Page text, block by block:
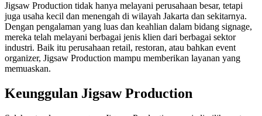
Jigsaw Production tidak hanya melayani perusahaan besar, tetapi
juga usaha kecil dan menengah di wilayah Jakarta dan sekitarnya.
Dengan pengalaman yang luas dan keahlian dalam bidang signage,
mereka telah melayani berbagai jenis klien dari berbagai sektor
industri. Baik itu perusahaan retail, restoran, atau bahkan event
organizer, Jigsaw Production mampu memberikan layanan yang
memuaskan.
Keunggulan Jigsaw Production